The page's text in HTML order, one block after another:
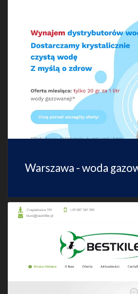
Warszawa - woda